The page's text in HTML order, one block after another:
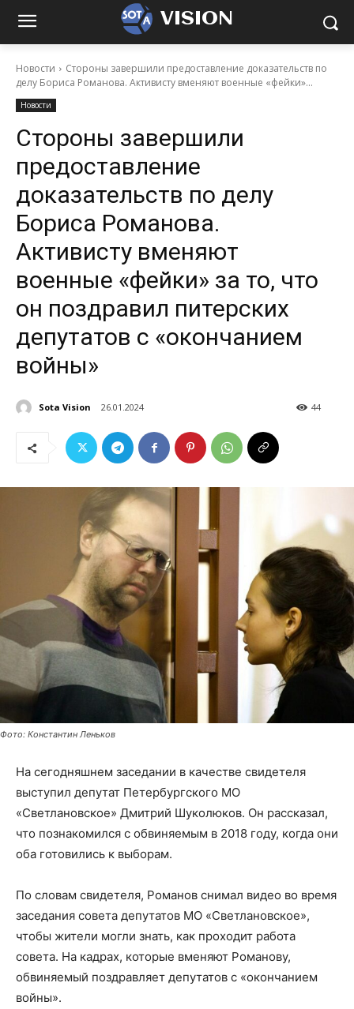
VISION
Новости
Стороны завершили предоставление доказательств по
делу Бориса Романова. Активисту вменяют военные «фейки»...
Новости
Стороны завершили
предоставление
доказательств по делу
Бориса Романова.
Активисту вменяют
военные «фейки» за то, что
он поздравил питерских
депутатов с «окончанием
войны»
Sota Vision 26.01.2024 44
Фото: Константин Леньков
На сегодняшнем заседании в качестве свидетеля
выступил депутат Петербургского МО
«Светлановское» Дмитрий Шуколюков. Он рассказал,
что познакомился с обвиняемым в 2018 году, когда они
оба готовились к выборам.
По словам свидетеля, Романов снимал видео во время
заседания совета депутатов МО «Светлановское»,
чтобы жители могли знать, как проходит работа
совета. На кадрах, которые вменяют Романову,
обвиняемый поздравляет депутатов с «окончанием
войны».